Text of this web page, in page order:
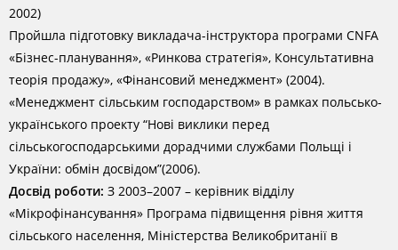
2002)
Пройшла підготовку викладача-інструктора програми CNFA
«Бізнес-планування», «Ринкова стратегія», Консультативна
теорія продажу», «Фінансовий менеджмент» (2004).
«Менеджмент сільським господарством» в рамках польсько-
українського проекту “Нові виклики перед
сільськогосподарськими дорадчими службами Польщі і
України: обмін досвідом”(2006).
Досвід роботи: З 2003–2007 – керівник відділу
«Мікрофінансування» Програма підвищення рівня життя
сільського населення, Міністерства Великобританії в